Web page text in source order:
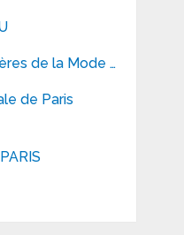
de la Mode …
de Paris